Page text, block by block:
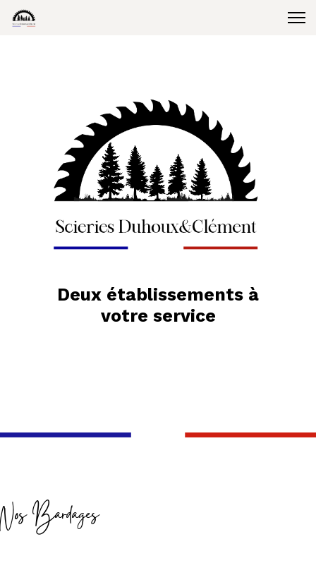
Deux établissements à
votre service
Nos Bardages